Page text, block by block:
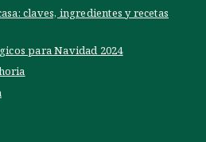
claves, ingredientes y recetas
para Navidad 2024